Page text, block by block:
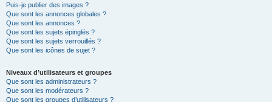
Puis-je publier des images ?
Que sont les annonces globales ?
Que sont les annonces ?
Que sont les sujets épinglés ?
Que sont les sujets verrouillés ?
Que sont les icônes de sujet ?
Niveaux d’utilisateurs et groupes
Que sont les administrateurs ?
Que sont les modérateurs ?
Que sont les groupes d’utilisateurs ?